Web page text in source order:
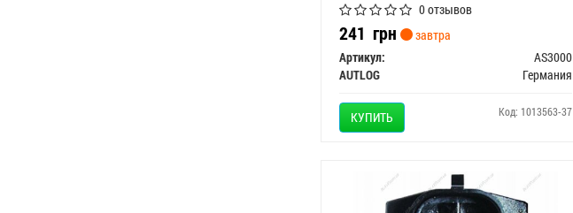
0 отзывов
241 грн
завтра
Артикул:
AS3000
AUTLOG
Германия
КУПИТЬ Код: 1013563-37